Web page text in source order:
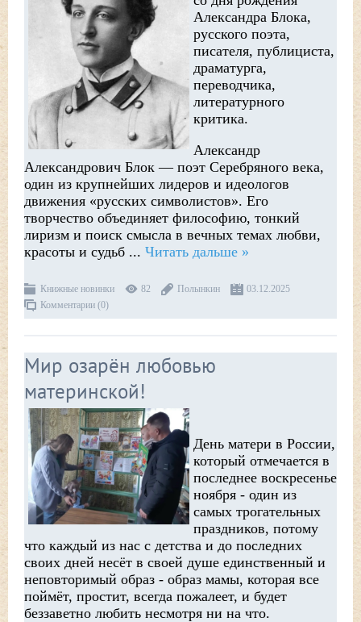
Александра Блока,
русского поэта,
писателя, публициста,
драматурга,
переводчика,
литературного
критика.
Александр
Александрович Блок — поэт Серебряного века,
один из крупнейших лидеров и идеологов
движения «русских символистов». Его
творчество объединяет философию, тонкий
лиризм и поиск смысла в вечных темах любви,
красоты и судьб ... Читать дальше »
Книжные новинки 82 Полынкин
03.12.2025
Комментарии (0)
Мир озарён любовью
материнской!
День матери в России,
который отмечается в
последнее воскресенье
ноября - один из
самых трогательных
праздников, потому
что каждый из нас с детства и до последних
своих дней несёт в своей душе единственный и
неповторимый образ - образ мамы, которая все
поймёт, простит, всегда пожалеет, и будет
беззаветно любить несмотря ни на что.